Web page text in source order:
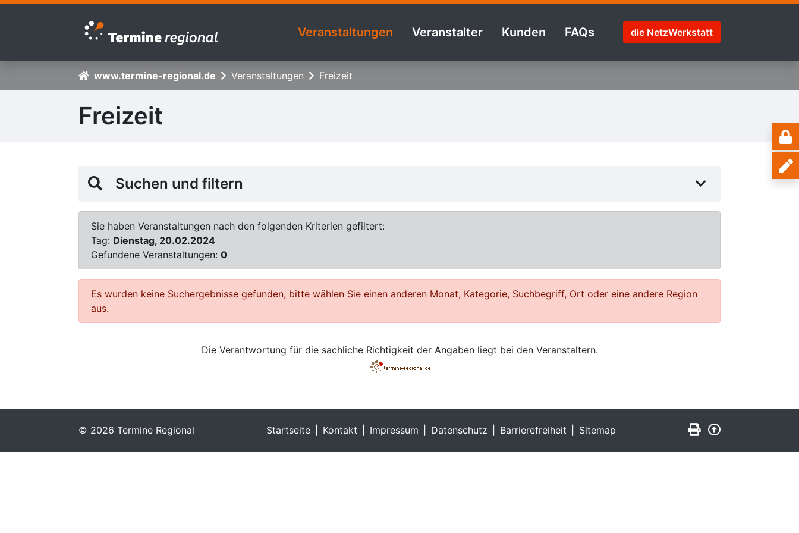
Zur Navigation springen
Zum Inhalt springen
Veranstaltungen Veranstalter Kunden FAQs die NetzWerkstatt
www.termine-regional.de Veranstaltungen Freizeit
Freizeit
Suchen und filtern
Sie haben Veranstaltungen nach den folgenden Kriterien gefiltert:
Tag: Dienstag, 20.02.2024
Gefundene Veranstaltungen: 0
Es wurden keine Suchergebnisse gefunden, bitte wählen Sie einen anderen Monat, Kategorie, Suchbegriff, Ort oder eine andere Region
aus.
Die Verantwortung für die sachliche Richtigkeit der Angaben liegt bei den Veranstaltern.
© 2026 Termine Regional Startseite Kontakt Impressum Datenschutz Barrierefreiheit Sitemap Seite drucken
Zurück nach